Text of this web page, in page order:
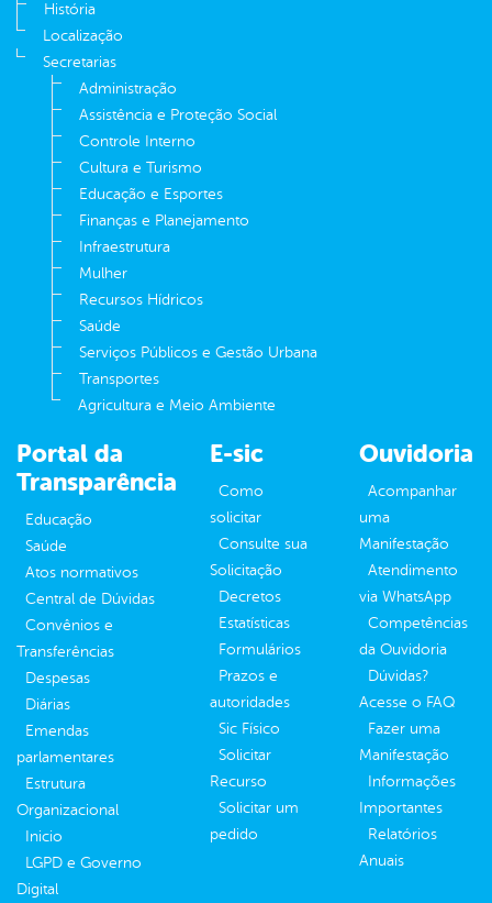
História
Localização
Secretarias
Administração
Assistência e Proteção Social
Controle Interno
Cultura e Turismo
Educação e Esportes
Finanças e Planejamento
Infraestrutura
Mulher
Recursos Hídricos
Saúde
Serviços Públicos e Gestão Urbana
Transportes
Agricultura e Meio Ambiente
Portal da
Transparência
Educação
Saúde
Atos normativos
Central de Dúvidas
Convênios e
Transferências
Despesas
Diárias
Emendas
parlamentares
Estrutura
Organizacional
Inicio
LGPD e Governo
Digital
E-sic
Como
solicitar
Consulte sua
Solicitação
Decretos
Estatísticas
Formulários
Prazos e
autoridades
Sic Físico
Solicitar
Recurso
Solicitar um
pedido
Ouvidoria
Acompanhar
uma
Manifestação
Atendimento
via WhatsApp
Competências
da Ouvidoria
Dúvidas?
Acesse o FAQ
Fazer uma
Manifestação
Informações
Importantes
Relatórios
Anuais